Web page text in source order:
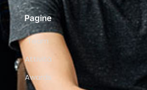
Pagine
Team
Attività
Awards